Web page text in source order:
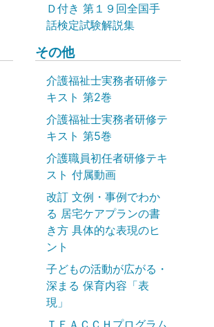
Ｄ付き 第１９回全国手
話検定試験解説集
その他
介護福祉士実務者研修テ
キスト 第2巻
介護福祉士実務者研修テ
キスト 第5巻
介護職員初任者研修テキ
スト 付属動画
改訂 文例・事例でわか
る 居宅ケアプランの書
き方 具体的な表現のヒ
ント
子どもの活動が広がる・
深まる 保育内容「表
現」
ＴＥＡＣＣＨプログラム